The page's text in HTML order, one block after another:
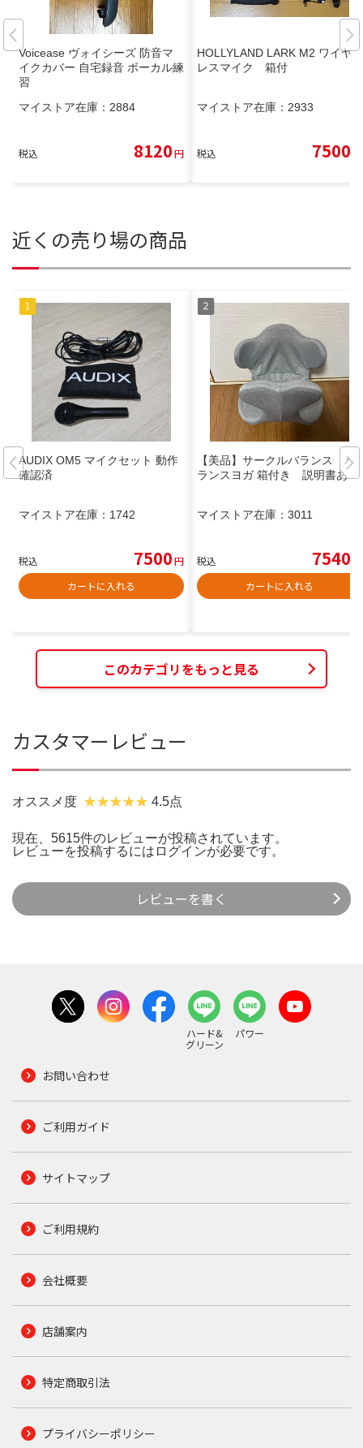
Voicease ヴォイシーズ 防音マ
イクカバー 自宅録音 ボーカル練
習
マイストア在庫： 2884
税込 8120円
HOLLYLAND LARK M2 ワイヤ
レスマイク 箱付
マイストア在庫： 2933
税込 7500
近くの売り場の商品
AUDIX OM5 マイクセット 動作
確認済
マイストア在庫： 1742
税込 7500円
カートに入れる
【美品】サークルバランス バ
ランスヨガ 箱付き 説明書あり
マイストア在庫： 3011
税込 7540
カートに入れる
このカテゴリをもっと見る
カスタマーレビュー
オススメ度 4.5点
現在、5615件のレビューが投稿されています。
レビューを投稿するには ログインが必要です。
レビューを書く
ハード&
グリーン
パワー
お問い合わせ
ご利用ガイド
サイトマップ
ご利用規約
会社概要
店舗案内
特定商取引法
プライバシーポリシー